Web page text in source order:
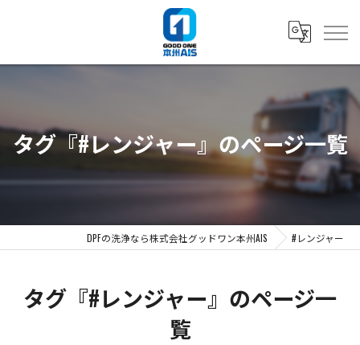
タグ『#レンジャー』のページ一覧
DPFの洗浄なら株式会社グッドワン本州AIS #レンジャー
タグ『#レンジャー』のページ一
覧